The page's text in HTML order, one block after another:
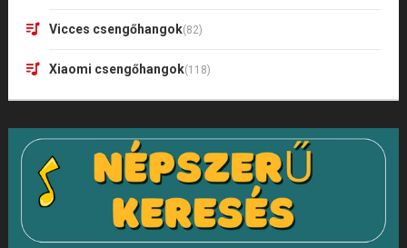
Vicces csengőhangok(82)
Xiaomi csengőhangok(118)